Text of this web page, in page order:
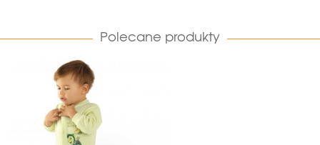
Polecane produkty